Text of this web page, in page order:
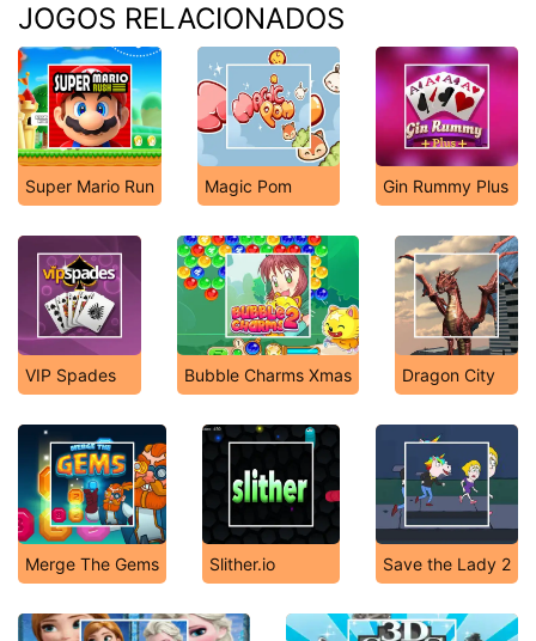
JOGOS RELACIONADOS
Super Mario Run Magic Pom Gin Rummy Plus
VIP Spades Bubble Charms Xmas Dragon City
Merge The Gems Slither.io Save the Lady 2